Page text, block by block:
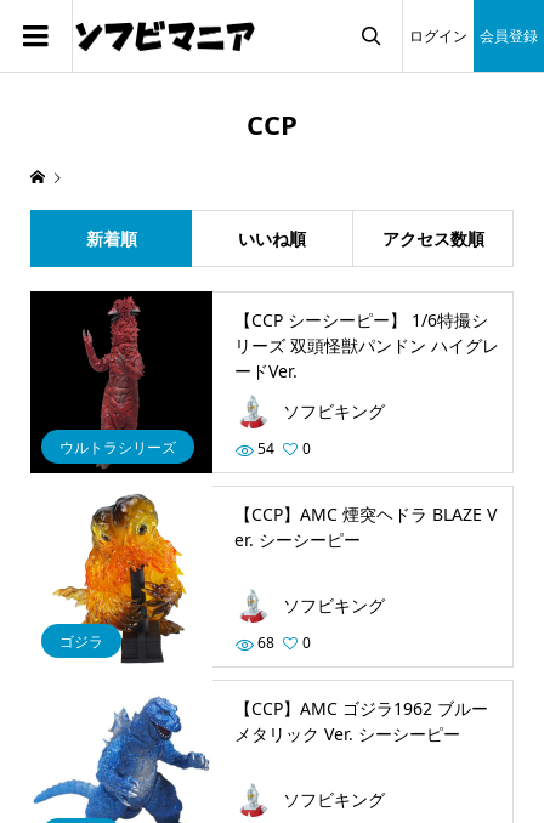
ログイン 会員登録
CCP
新着順 いいね順 アクセス数順
ウルトラシリーズ
【CCP シーシーピー】 1/6特撮シ
リーズ 双頭怪獣パンドン ハイグレ
ードVer.
ソフビキング
54 0
ゴジラ
【CCP】AMC 煙突ヘドラ BLAZE V
er. シーシーピー
ソフビキング
68 0
【CCP】AMC ゴジラ1962 ブルー
メタリック Ver. シーシーピー
ソフビキング